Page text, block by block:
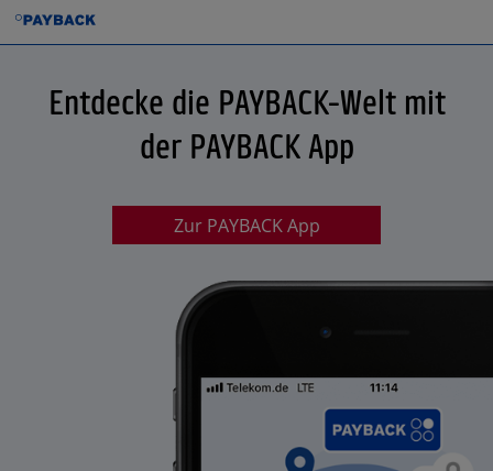
Entdecke die PAYBACK-Welt mit
der PAYBACK App
Zur PAYBACK App